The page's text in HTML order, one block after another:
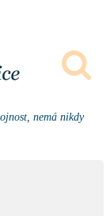
nemá nikdy